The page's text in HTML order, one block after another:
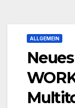
ALLGEMEIN